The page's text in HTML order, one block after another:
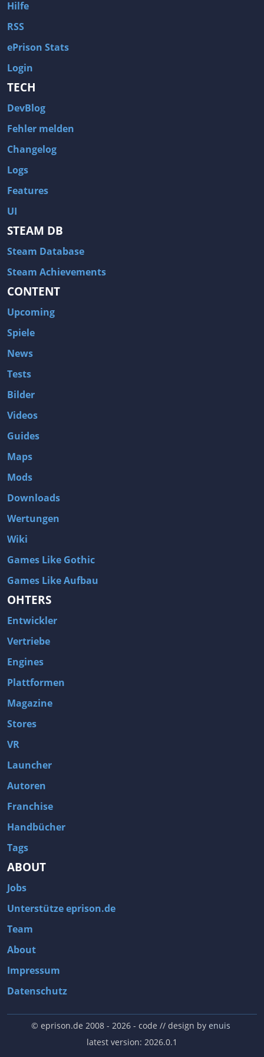
Hilfe
RSS
ePrison Stats
Login
TECH
DevBlog
Fehler melden
Changelog
Logs
Features
UI
STEAM DB
Steam Database
Steam Achievements
CONTENT
Upcoming
Spiele
News
Tests
Bilder
Videos
Guides
Maps
Mods
Downloads
Wertungen
Wiki
Games Like Gothic
Games Like Aufbau
OHTERS
Entwickler
Vertriebe
Engines
Plattformen
Magazine
Stores
VR
Launcher
Autoren
Franchise
Handbücher
Tags
ABOUT
Jobs
Unterstütze eprison.de
Team
About
Impressum
Datenschutz
© eprison.de 2008 - 2026- code // design by enuis
latest version: 2026.0.1